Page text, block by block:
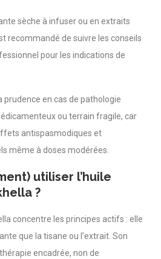
sèche à infuser ou en extraits
recommandé de suivre les conseils
pour les indications de
en cas de pathologie
ou terrain fragile, car
antispasmodiques et
même à doses modérées.
utiliser l’huile
?
concentre les principes actifs : elle
que la tisane ou l’extrait. Son
encadrée, non de